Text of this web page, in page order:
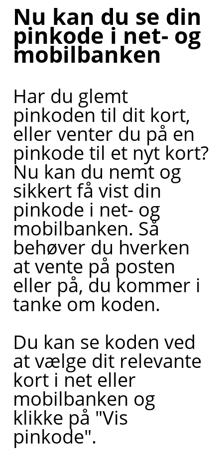
Nu kan du se din
pinkode i net- og
mobilbanken
Har du glemt
pinkoden til dit kort,
eller venter du på en
pinkode til et nyt kort?
Nu kan du nemt og
sikkert få vist din
pinkode i net- og
mobilbanken. Så
behøver du hverken
at vente på posten
eller på, du kommer i
tanke om koden.
Du kan se koden ved
at vælge dit relevante
kort i net eller
mobilbanken og
klikke på "Vis
pinkode".